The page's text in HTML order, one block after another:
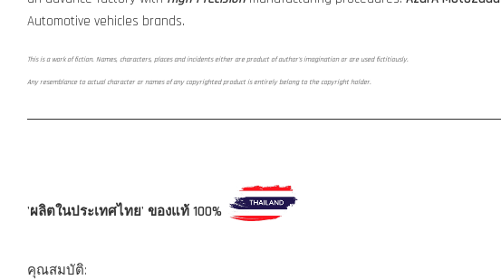
Automotive vehicles brands.
This is a work of fiction. Names, characters, places and incidents either are product of author's imagination or are used fictitiously.
Any resemblance to actual character or names of any copyrighted product is entirely belong to the copyright holder.
'ผลิตในประเทศไทย' ของแท้ 100%
คุณสมบัติ: